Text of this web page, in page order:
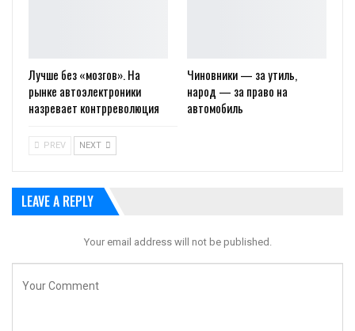
Лучше без «мозгов». На
рынке автоэлектроники
назревает контрреволюция
Чиновники — за утиль,
народ — за право на
автомобиль
PREV NEXT
LEAVE A REPLY
Your email address will not be published.